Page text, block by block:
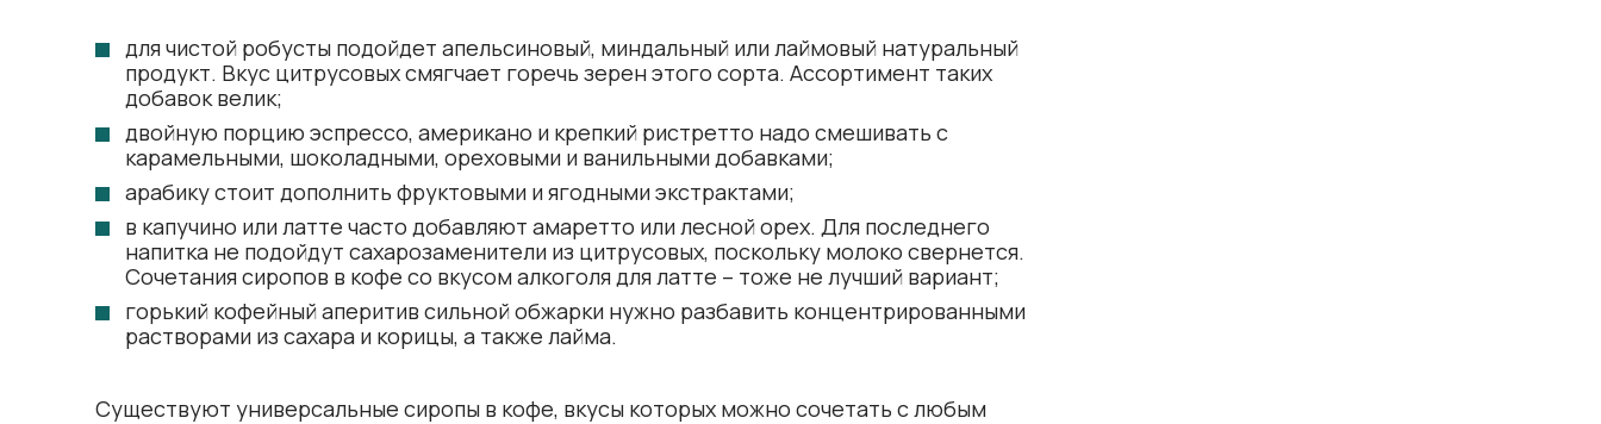
для чистой робусты подойдет апельсиновый, миндальный или лаймовый натуральный
продукт. Вкус цитрусовых смягчает горечь зерен этого сорта. Ассортимент таких
добавок велик;
двойную порцию эспрессо, американо и крепкий ристретто надо смешивать с
карамельными, шоколадными, ореховыми и ванильными добавками;
арабику стоит дополнить фруктовыми и ягодными экстрактами;
в капучино или латте часто добавляют амаретто или лесной орех. Для последнего
напитка не подойдут сахарозаменители из цитрусовых, поскольку молоко свернется.
Сочетания сиропов в кофе со вкусом алкоголя для латте – тоже не лучший вариант;
горький кофейный аперитив сильной обжарки нужно разбавить концентрированными
растворами из сахара и корицы, а также лайма.
Существуют универсальные сиропы в кофе, вкусы которых можно сочетать с любым